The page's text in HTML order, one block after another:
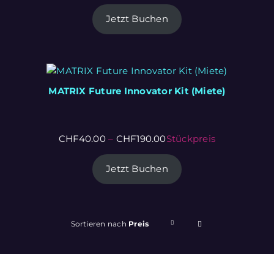
Jetzt Buchen
MATRIX Future Innovator Kit (Miete)
CHF40.00– CHF190.00Stückpreis
Jetzt Buchen
Sortieren nach Preis